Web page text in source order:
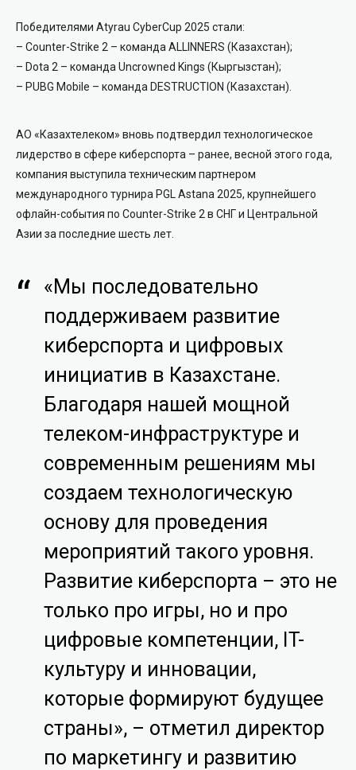
Победителями Atyrau CyberCup 2025 стали:
– Counter-Strike 2 – команда ALLINNERS (Казахстан);
– Dota 2 – команда Uncrowned Kings (Кыргызстан);
– PUBG Mobile – команда DESTRUCTION (Казахстан).
АО «Казахтелеком» вновь подтвердил технологическое
лидерство в сфере киберспорта – ранее, весной этого года,
компания выступила техническим партнером
международного турнира PGL Astana 2025, крупнейшего
офлайн-события по Counter-Strike 2 в СНГ и Центральной
Азии за последние шесть лет.
«Мы последовательно
поддерживаем развитие
киберспорта и цифровых
инициатив в Казахстане.
Благодаря нашей мощной
телеком-инфраструктуре и
современным решениям мы
создаем технологическую
основу для проведения
мероприятий такого уровня.
Развитие киберспорта – это не
только про игры, но и про
цифровые компетенции, IT-
культуру и инновации,
которые формируют будущее
страны», – отметил директор
по маркетингу и развитию